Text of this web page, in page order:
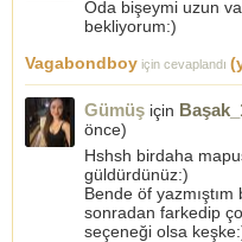
Oda bişeymi uzun
bekliyorum:)
Vagabondboy için cevaplandı
Gümüş için
önce)
Hshsh birdaha
güldürdünüz:)
Bende öf
sonradan farkedip
seçeneği olsa